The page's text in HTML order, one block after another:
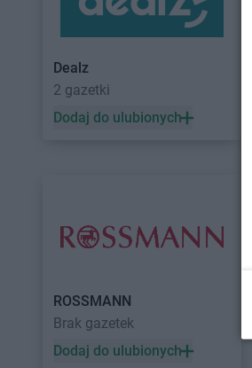
Dealz
2 gazetki
Dodaj do ulubionych
ROSSMANN
Brak gazetek
Dodaj do ulubionych